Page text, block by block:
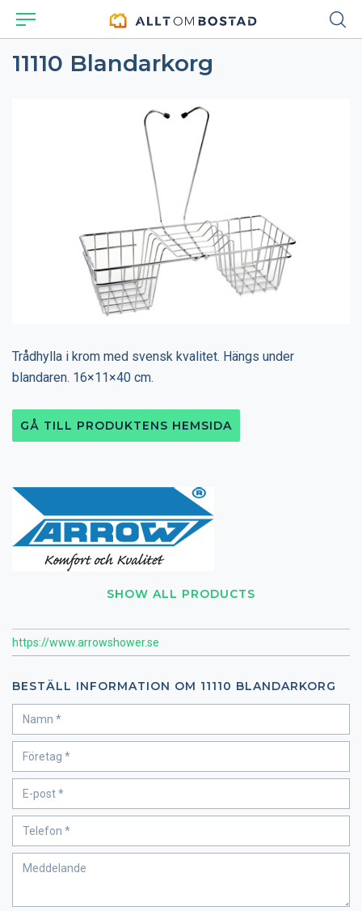
11110 Blandarkorg
SHOW ALL PRODUCTS
https://www.arrowshower.se
BESTÄLL INFORMATION OM 11110 BLANDARKORG
Trådhylla i krom med svensk kvalitet. Hängs under
blandaren. 16×11×40 cm.
GÅ TILL PRODUKTENS HEMSIDA